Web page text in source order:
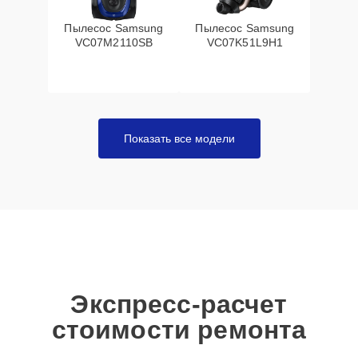
Пылесос Samsung
VC07M2110SB
Пылесос Samsung
VC07K51L9H1
Показать все модели
Экспресс-расчет
стоимости ремонта